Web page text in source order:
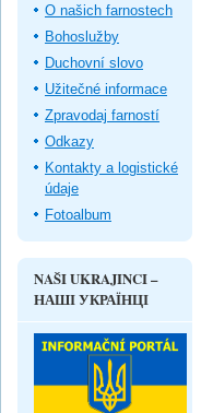
O našich farnostech
Bohoslužby
Duchovní slovo
Užitečné informace
Zpravodaj farností
Odkazy
Kontakty a logistické
údaje
Fotoalbum
NAŠI UKRAJINCI –
НАШІ УКРАЇНЦІ